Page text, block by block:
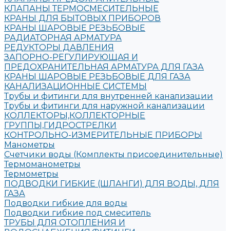
КЛАПАНЫ ТЕРМОСМЕСИТЕЛЬНЫЕ
КРАНЫ ДЛЯ БЫТОВЫХ ПРИБОРОВ
КРАНЫ ШАРОВЫЕ РЕЗЬБОВЫЕ
РАДИАТОРНАЯ АРМАТУРА
РЕДУКТОРЫ ДАВЛЕНИЯ
ЗАПОРНО-РЕГУЛИРУЮЩАЯ И
ПРЕДОХРАНИТЕЛЬНАЯ АРМАТУРА ДЛЯ ГАЗА
КРАНЫ ШАРОВЫЕ РЕЗЬБОВЫЕ ДЛЯ ГАЗА
КАНАЛИЗАЦИОННЫЕ СИСТЕМЫ
Трубы и фитинги для внутренней канализации
Трубы и фитинги для наружной канализации
КОЛЛЕКТОРЫ,КОЛЛЕКТОРНЫЕ
ГРУППЫ,ГИДРОСТРЕЛКИ
КОНТРОЛЬНО-ИЗМЕРИТЕЛЬНЫЕ ПРИБОРЫ
Манометры
Счетчики воды (Комплекты присоединительные)
Термоманометры
Термометры
ПОДВОДКИ ГИБКИЕ (ШЛАНГИ) ДЛЯ ВОДЫ, ДЛЯ
ГАЗА
Подводки гибкие для воды
Подводки гибкие под смеситель
ТРУБЫ ДЛЯ ОТОПЛЕНИЯ И